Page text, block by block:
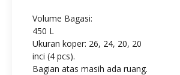
Volume Bagasi:
450 L
Ukuran koper: 26, 24, 20, 20
inci (4 pcs).
Bagian atas masih ada ruang.